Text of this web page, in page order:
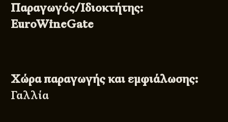
Παραγωγός/Ιδιοκτήτης:
EuroWineGate
Χώρα παραγωγής και εμφιάλωσης:
Γαλλία